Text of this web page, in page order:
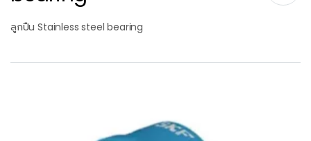
ลูกปืน Stainless steel bearing